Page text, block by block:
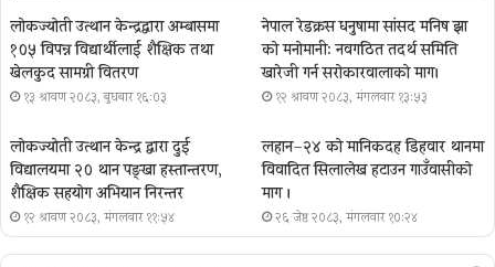
लोकज्योती उत्थान केन्द्रद्वारा अम्बासमा
१०५ विपन्न विद्यार्थीलाई शैक्षिक तथा
खेलकुद सामग्री वितरण
१३ श्रावण २०८३, बुधबार १६:०३
नेपाल रेडक्रस धनुषामा सांसद मनिष झा
को मनोमानी: नवगठित तदर्थ समिति
खारेजी गर्न सरोकारवालाको माग।
१२ श्रावण २०८३, मंगलवार १३:५३
लोकज्योती उत्थान केन्द्र द्वारा दुई
विद्यालयमा २० थान पङ्खा हस्तान्तरण,
शैक्षिक सहयोग अभियान निरन्तर
१२ श्रावण २०८३, मंगलवार ११:५४
लहान–२४ को मानिकदह डिहवार थानमा
विवादित सिलालेख हटाउन गाउँवासीको
माग ।
२६ जेष्ठ २०८३, मंगलवार १०:२४